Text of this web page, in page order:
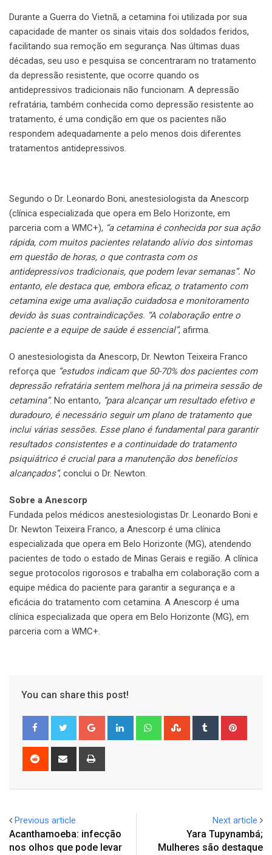
Durante a Guerra do Vietnã, a cetamina foi utilizada por sua
capacidade de manter os sinais vitais dos soldados feridos,
facilitando sua remoção em segurança. Nas últimas duas
décadas, seu uso e pesquisa se concentraram no tratamento
da depressão resistente, que ocorre quando os
antidepressivos tradicionais não funcionam. A depressão
refratária, também conhecida como depressão resistente ao
tratamento, é uma condição em que os pacientes não
respondem adequadamente a pelo menos dois diferentes
tratamentos antidepressivos.
Segundo o Dr. Leonardo Boni, anestesiologista da Anescorp
(clínica especializada que opera em Belo Horizonte, em
parceria com a WMC+), “a cetamina é conhecida por sua ação
rápida, com muitos pacientes relatando alívio dos sintomas
em questão de horas, o que contrasta com os
antidepressivos tradicionais, que podem levar semanas”. No
entanto, ele destaca que, embora eficaz, o tratamento com
cetamina exige uma avaliação cuidadosa e monitoramento
devido às suas contraindicações. “A colaboração entre o
paciente e a equipe de saúde é essencial”, afirma.
O anestesiologista da Anescorp, Dr. Newton Teixeira Franco
reforça que “estudos indicam que 50-70% dos pacientes com
depressão refratária sentem melhora já na primeira sessão de
cetamina”. No entanto, “para alcançar um resultado efetivo e
duradouro, é necessário seguir um plano de tratamento que
inclui várias sessões. Esse plano é fundamental para garantir
resultados consistentes e a continuidade do tratamento
psiquiátrico é crucial para a manutenção dos benefícios
alcançados”, conclui o Dr. Newton.
Sobre a Anescorp
Fundada pelos médicos anestesiologistas Dr. Leonardo Boni e
Dr. Newton Teixeira Franco, a Anescorp é uma clínica
especializada que opera em Belo Horizonte (MG), atendendo
pacientes de todo o estado de Minas Gerais e região. A clínica
segue protocolos rigorosos e trabalha em colaboração com a
equipe médica do paciente para garantir a segurança e a
eficácia do tratamento com cetamina. A Anescorp é uma
clínica especializada que opera em Belo Horizonte (MG), em
parceria com a WMC+.
You can share this post!
Google+ LinkedIn WhatsappStumbleUpon
Tumblr
Reddit
Share
Previous article
Acanthamoeba: infecção
nos olhos que pode levar
Next article
Yara Tupynambá;
Mulheres são destaque